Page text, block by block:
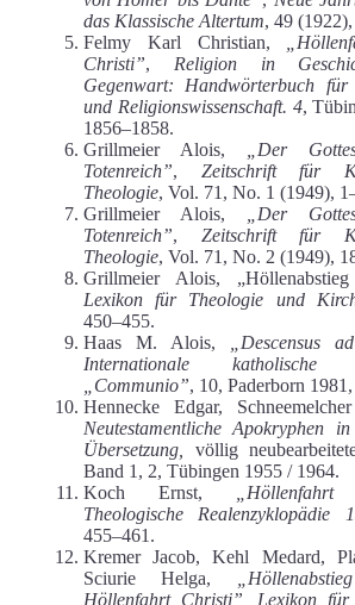
das Klassische Altertum, 49
Felmy Karl Christian,
Christi”, Religion in
Gegenwart: Handwörterbuch für
und Religionswissenschaft. 4,
1856–1858.
Grillmeier Alois,
„Der
Totenreich”, Zeitschrift für
Theologie, Vol. 71, No. 1 (1949),
Grillmeier Alois,
„Der
Totenreich”, Zeitschrift für
Theologie, Vol. 71, No. 2 (1949),
Grillmeier Alois,
Lexikon für Theologie und
450–455.
Haas M. Alois,
„Descensus
Internationale katholische
„Communio”, 10, Paderborn
Hennecke Edgar,
Neutestamentliche Apokryphen
Übersetzung,
völlig
Band 1, 2, Tübingen 1955 / 1964.
Koch Ernst,
Theologische Realenzyklopädie
455–461.
Kremer Jacob, Kehl Medard,
Sciurie Helga,
Höllenfahrt Christi”,
Lexikon für